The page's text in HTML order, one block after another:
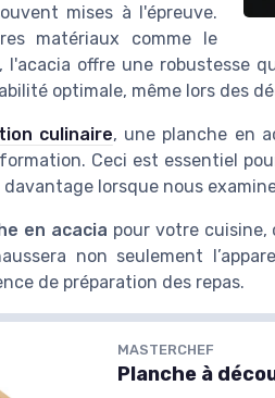
mises à l'épreuve.
matériaux comme le
l'acacia offre une robustesse
optimale, même lors des
culinaire, une planche en
Ceci est essentiel
davantage lorsque nous
en acacia pour votre
non seulement
de préparation des repas.
MASTERCHEF
Planche à